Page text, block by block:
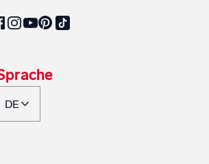
auf Facebook
SalzburgMilch auf Instagram
SalzburgMilch auf YouTube
SalzburgMilch auf Pinterest
SalzburgMilch auf TikTok